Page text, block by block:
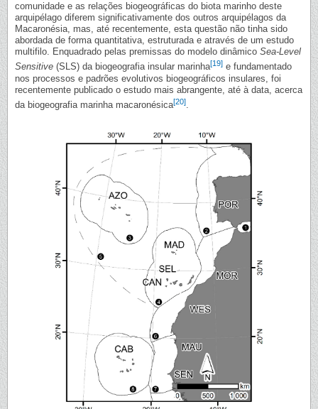
comunidade e as relações biogeográficas do biota marinho deste
arquipélago diferem significativamente dos outros arquipélagos da
Macaronésia, mas, até recentemente, esta questão não tinha sido
abordada de forma quantitativa, estruturada e através de um estudo
multifilo. Enquadrado pelas premissas do modelo dinâmico Sea-Level
Sensitive (SLS) da biogeografia insular marinha[19] e fundamentado
nos processos e padrões evolutivos biogeográficos insulares, foi
recentemente publicado o estudo mais abrangente, até à data, acerca
da biogeografia marinha macaronésica[20].